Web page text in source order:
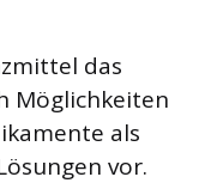
das
Möglichkeiten
als
vor.